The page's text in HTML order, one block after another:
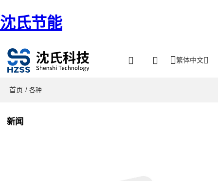
沈氏节能
繁体中文
首页 / 各种
新闻